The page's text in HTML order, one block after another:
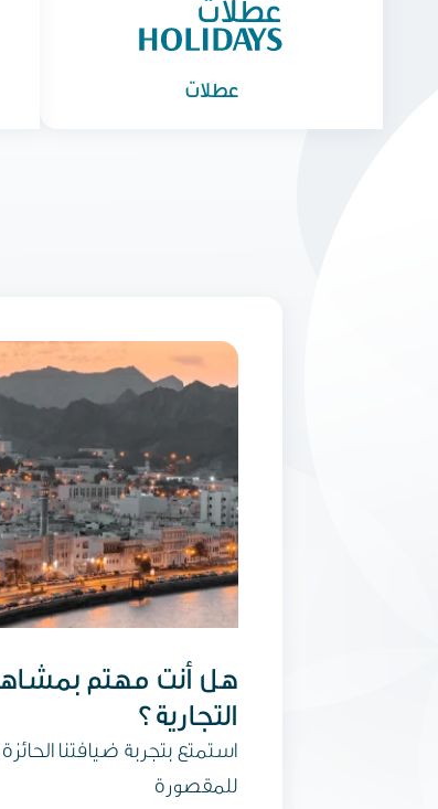
عطلات
هل أنت مهتم
التجارية؟
استمتع بتجربة ضيافتنا
للمقصورة